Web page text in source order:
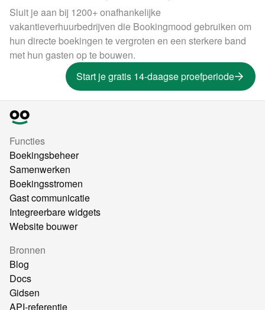
Sluit je aan bij 1200+ onafhankelijke
vakantieverhuurbedrijven die Bookingmood gebruiken om
hun directe boekingen te vergroten en een sterkere band
met hun gasten op te bouwen.
Start je gratis 14-daagse proefperiode
Functies
Boekingsbeheer
Samenwerken
Boekingsstromen
Gast communicatie
Integreerbare widgets
Website bouwer
Bronnen
Blog
Docs
Gidsen
API-referentie